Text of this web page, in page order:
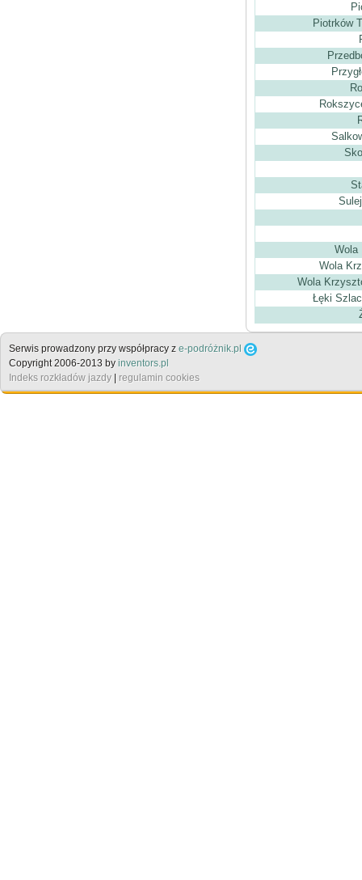
Piotrków
Wola
Wola
Wola
Łęki
Serwis prowadzony przy współpracy z e-podróżnik.pl
Copyright 2006-2013 by inventors.pl
Indeks rozkładów jazdy
regulamin cookies